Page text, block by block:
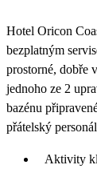
Hotel Oricon
bezplatným
prostorné, dobře
jednoho ze 2
bazénu
přátelský
Aktivity